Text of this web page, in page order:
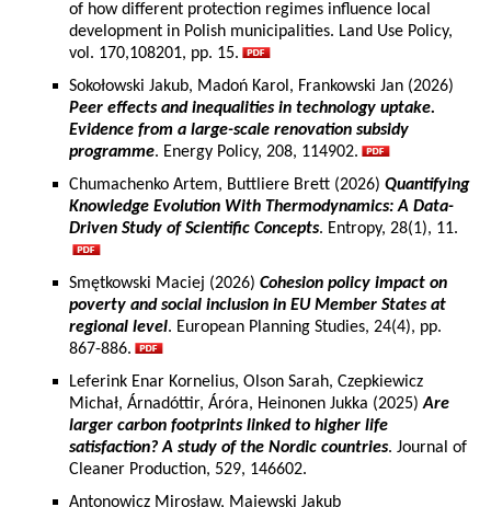
of how different protection regimes influence local
development in Polish municipalities. Land Use Policy,
vol. 170,108201, pp. 15.
Sokołowski Jakub, Madoń Karol, Frankowski Jan (2026)
Peer effects and inequalities in technology uptake.
Evidence from a large-scale renovation subsidy
programme. Energy Policy, 208, 114902.
Chumachenko Artem, Buttliere Brett (2026) Quantifying
Knowledge Evolution With Thermodynamics: A Data-
Driven Study of Scientific Concepts. Entropy, 28(1), 11.
Smętkowski Maciej (2026) Cohesion policy impact on
poverty and social inclusion in EU Member States at
regional level. European Planning Studies, 24(4), pp.
867-886.
Leferink Enar Kornelius, Olson Sarah, Czepkiewicz
Michał, Árnadóttir, Áróra, Heinonen Jukka (2025)Are
larger carbon footprints linked to higher life
satisfaction? A study of the Nordic countries. Journal of
Cleaner Production, 529, 146602.
Antonowicz Mirosław, Majewski Jakub